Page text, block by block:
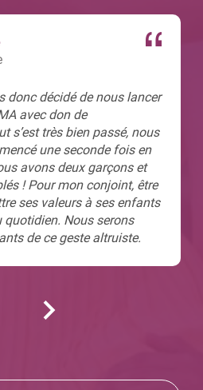
donc décidé de nous lancer
avec don de
s’est très bien passé, nous
une seconde fois en
avons deux garçons et
! Pour mon conjoint, être
ses valeurs à ses enfants
quotidien. Nous serons
de ce geste altruiste.